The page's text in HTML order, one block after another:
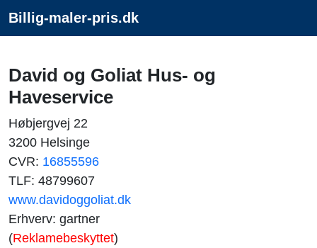
Billig-maler-pris.dk
David og Goliat Hus- og
Haveservice
Høbjergvej 22
3200 Helsinge
CVR: 16855596
TLF: 48799607
www.davidoggoliat.dk
Erhverv: gartner
(Reklamebeskyttet)